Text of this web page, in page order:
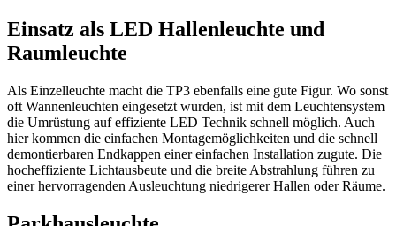
Einsatz als LED Hallenleuchte und
Raumleuchte
Als Einzelleuchte macht die TP3 ebenfalls eine gute Figur. Wo sonst
oft Wannenleuchten eingesetzt wurden, ist mit dem Leuchtensystem
die Umrüstung auf effiziente LED Technik schnell möglich. Auch
hier kommen die einfachen Montagemöglichkeiten und die schnell
demontierbaren Endkappen einer einfachen Installation zugute. Die
hocheffiziente Lichtausbeute und die breite Abstrahlung führen zu
einer hervorragenden Ausleuchtung niedrigerer Hallen oder Räume.